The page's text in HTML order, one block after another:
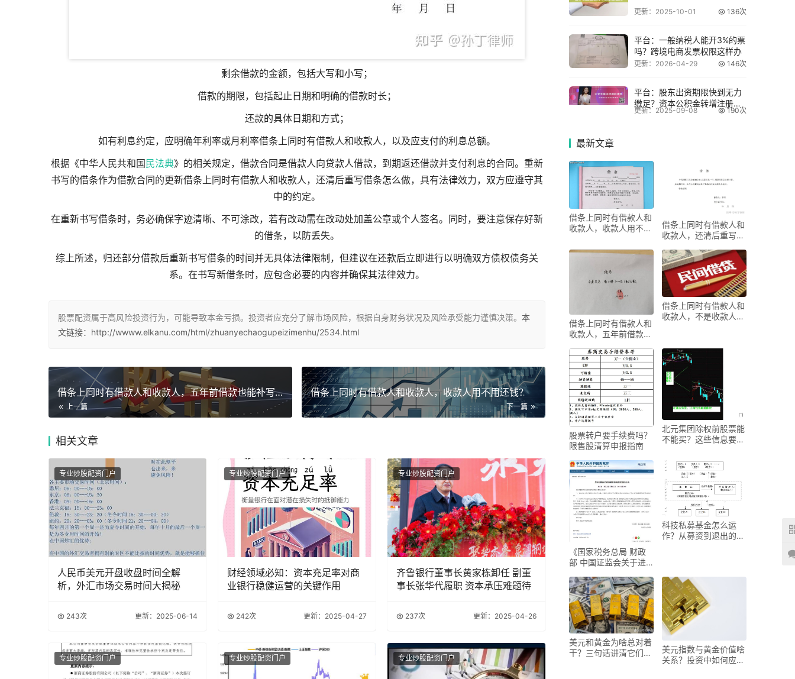
剩余借款的金额，包括大写和小写；
借款的期限，包括起止日期和明确的借款时长；
还款的具体日期和方式；
如有利息约定，应明确年利率或月利率借条上同时有借款人和收款人，以及应支付的利息总额。
根据《中华人民共和国 民法典》的相关规定，借款合同是借款人向贷款人借款，到期返还借款并支付利息的合同。重新
书写的借条作为借款合同的更新借条上同时有借款人和收款人，还清后重写借条怎么做，具有法律效力，双方应遵守其
中的约定。
在重新书写借条时，务必确保字迹清晰、不可涂改，若有改动需在改动处加盖公章或个人签名。同时，要注意保存好新
的借条，以防丢失。
综上所述，归还部分借款后重新书写借条的时间并无具体法律限制，但建议在还款后立即进行以明确双方债权债务关
系。在书写新借条时，应包含必要的内容并确保其法律效力。
股票配资属于高风险投资行为，可能导致本金亏损。投资者应充分了解市场风险，根据自身财务状况及风险承受能力谨慎决策。 本
文链接：http://wwww.elkanu.com/html/zhuanyechaogupeizimenhu/2534.html
借条上同时有借款人和收款人，五年前借款也能补写有效吗
上一篇
借条上同时有借款人和收款人，收款人用不用还钱？
下一篇
相关文章
专业炒股配资门户
人民币美元开盘收盘时间全解
析，外汇市场交易时间大揭秘
243次 更新：2025-06-14
专业炒股配资门户
财经领域必知：资本充足率对商
业银行稳健运营的关键作用
242次 更新：2025-04-27
专业炒股配资门户
齐鲁银行董事长黄家栋卸任 副董
事长张华代履职 资本承压难题待
237次 更新：2025-04-26
专业炒股配资门户 专业炒股配资门户 专业炒股配资门户
更新：2025-10-01 136次
平台：一般纳税人能开3%的票
吗？跨境电商发票权限这样办
更新：2026-04-29 146次
平台：股东出资期限快到无力
缴足？资本公积金转增注册资
本合法吗？
更新：2025-09-08 190次
最新文章
借条上同时有借款人和
收款人，收款人用不用
借条上同时有借款人和
收款人，还清后重写借
借条上同时有借款人和
收款人，五年前借款也
借条上同时有借款人和
收款人，不是收款人也
股票转户要手续费吗？
限售股清算申报指南
北元集团除权前股票能
不能买？这些信息要知
《国家税务总局 财政
部 中国证监会关于进
科技私募基金怎么运
作？从募资到退出的全
美元和黄金为啥总对着
干？三句话讲清它们的
美元指数与黄金价值啥
关系？投资中如何应